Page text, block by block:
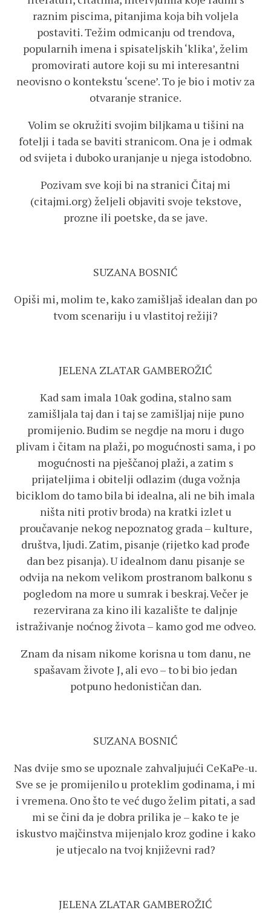
raznim piscima, pitanjima koja bih voljela
postaviti. Težim odmicanju od trendova,
popularnih imena i spisateljskih ‘klika’, želim
promovirati autore koji su mi interesantni
neovisno o kontekstu ‘scene’. To je bio i motiv za
otvaranje stranice.
Volim se okružiti svojim biljkama u tišini na
fotelji i tada se baviti stranicom. Ona je i odmak
od svijeta i duboko uranjanje u njega istodobno.
Pozivam sve koji bi na stranici Čitaj mi
(citajmi.org) željeli objaviti svoje tekstove,
prozne ili poetske, da se jave.
SUZANA BOSNIĆ
Opiši mi, molim te, kako zamišljaš idealan dan po
tvom scenariju i u vlastitoj režiji?
JELENA ZLATAR GAMBEROŽIĆ
Kad sam imala 10ak godina, stalno sam
zamišljala taj dan i taj se zamišljaj nije puno
promijenio. Budim se negdje na moru i dugo
plivam i čitam na plaži, po mogućnosti sama, i po
mogućnosti na pješčanoj plaži, a zatim s
prijateljima i obitelji odlazim (duga vožnja
biciklom do tamo bila bi idealna, ali ne bih imala
ništa niti protiv broda) na kratki izlet u
proučavanje nekog nepoznatog grada – kulture,
društva, ljudi. Zatim, pisanje (rijetko kad prođe
dan bez pisanja). U idealnom danu pisanje se
odvija na nekom velikom prostranom balkonu s
pogledom na more u sumrak i beskraj. Večer je
rezervirana za kino ili kazalište te daljnje
istraživanje noćnog života – kamo god me odveo.
Znam da nisam nikome korisna u tom danu, ne
spašavam živote J, ali evo – to bi bio jedan
potpuno hedonističan dan.
SUZANA BOSNIĆ
Nas dvije smo se upoznale zahvaljujući CeKaPe-u.
Sve se je promijenilo u proteklim godinama, i mi
i vremena. Ono što te već dugo želim pitati, a sad
mi se čini da je dobra prilika je – kako te je
iskustvo majčinstva mijenjalo kroz godine i kako
je utjecalo na tvoj književni rad?
JELENA ZLATAR GAMBEROŽIĆ